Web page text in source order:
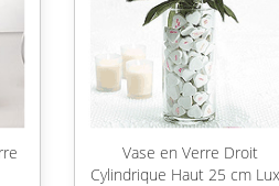
Vase en Verre Droit
Cylindrique Haut 25 cm